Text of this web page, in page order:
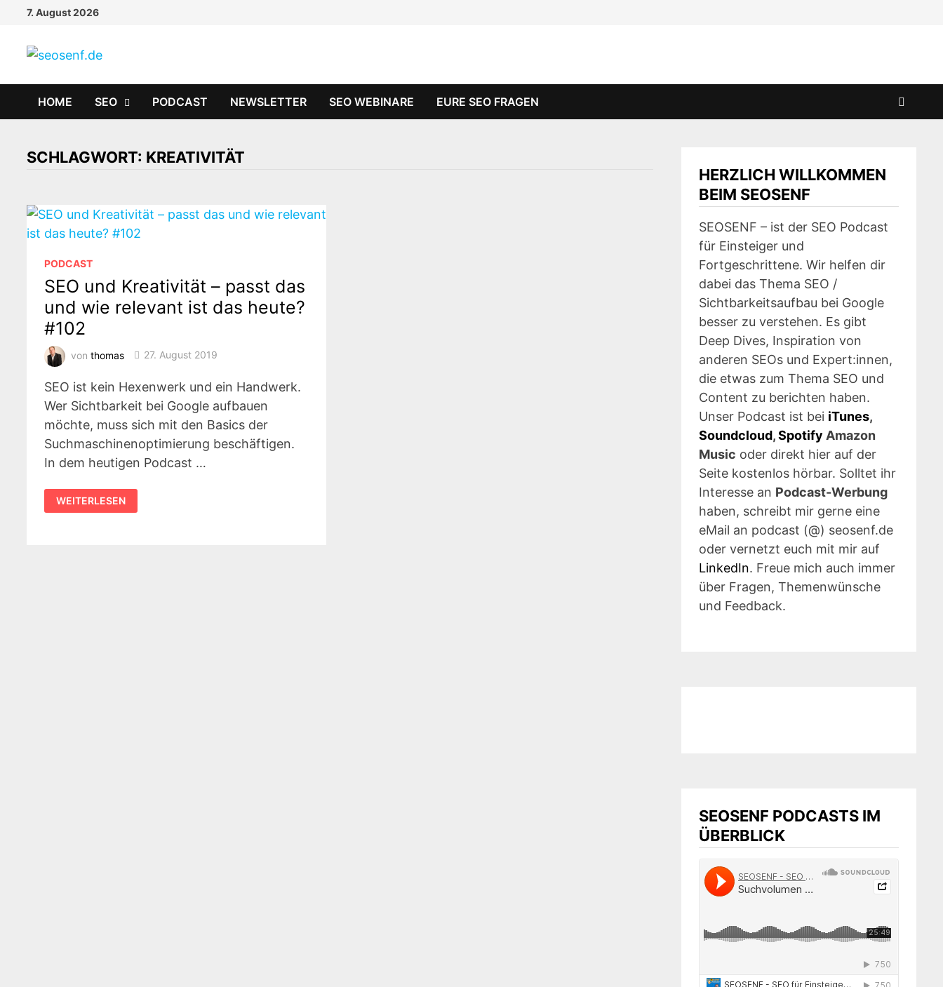
Zurück
Inhalt
7. August 2026
HOME SEO PODCAST NEWSLETTER SEO WEBINARE EURE SEO FRAGEN
SCHLAGWORT: KREATIVITÄT
PODCAST
SEO und Kreativität – passt das
und wie relevant ist das heute?
#102
vonthomas 27. August 2019
SEO ist kein Hexenwerk und ein Handwerk.
Wer Sichtbarkeit bei Google aufbauen
möchte, muss sich mit den Basics der
Suchmaschinenoptimierung beschäftigen.
In dem heutigen Podcast …
SEO
UND
KREATIVITÄT
WEITERLESEN
HERZLICH WILLKOMMEN
BEIM SEOSENF
SEOSENF – ist der SEO Podcast
für Einsteiger und
Fortgeschrittene. Wir helfen dir
dabei das Thema SEO /
Sichtbarkeitsaufbau bei Google
besser zu verstehen. Es gibt
Deep Dives, Inspiration von
anderen SEOs und Expert:innen,
die etwas zum Thema SEO und
Content zu berichten haben.
Unser Podcast ist bei iTunes,
Soundcloud,Spotify Amazon
Music oder direkt hier auf der
Seite kostenlos hörbar. Solltet ihr
Interesse an Podcast-Werbung
haben, schreibt mir gerne eine
eMail an podcast (@) seosenf.de
oder vernetzt euch mit mir auf
LinkedIn. Freue mich auch immer
über Fragen, Themenwünsche
und Feedback.
SEOSENF PODCASTS IM
ÜBERBLICK